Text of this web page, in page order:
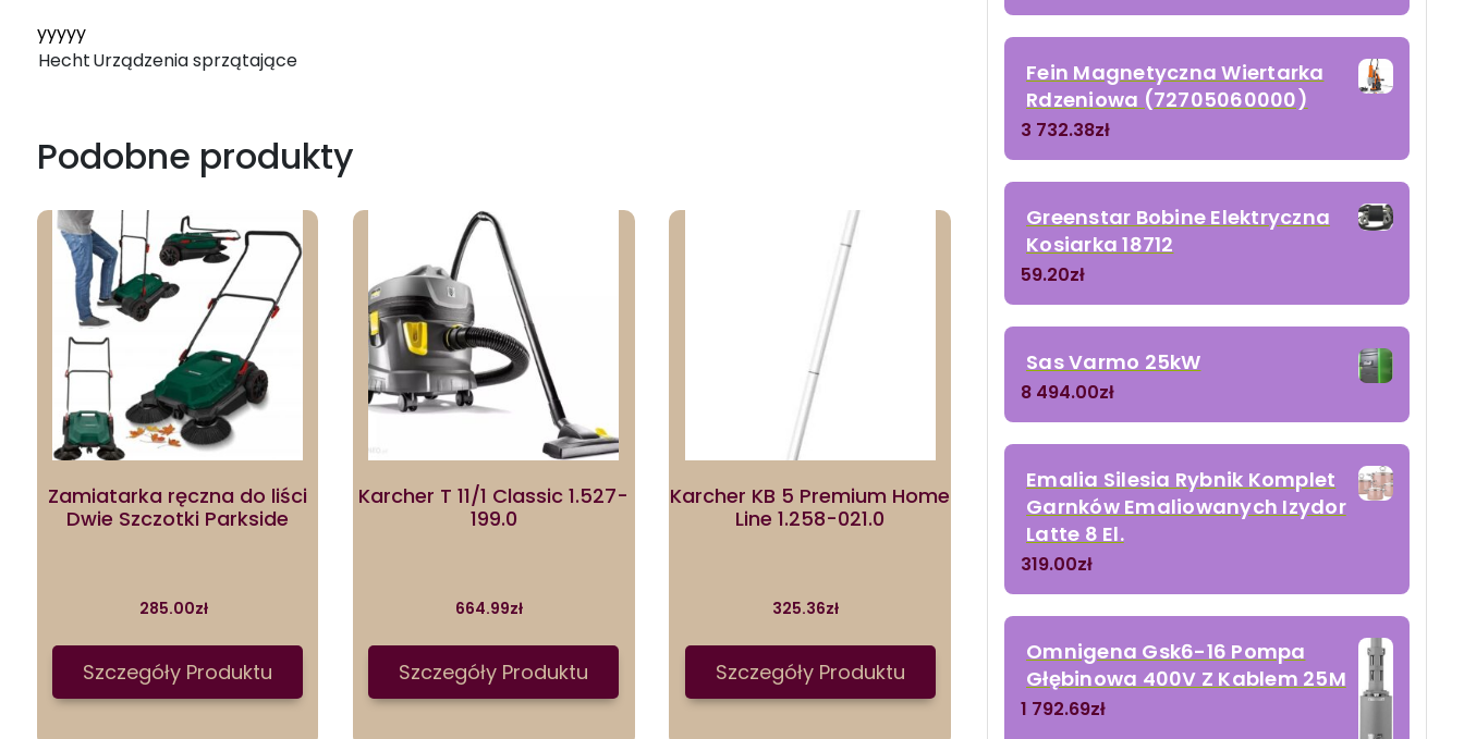
yyyyy
HechtUrządzenia sprzątające
Podobne produkty
Zamiatarka ręczna do liści
Dwie Szczotki Parkside
285.00zł
Szczegóły Produktu
Karcher T 11/1 Classic 1.527-
199.0
664.99zł
Szczegóły Produktu
Karcher KB 5 Premium Home
Line 1.258-021.0
325.36zł
Szczegóły Produktu
Fein Magnetyczna Wiertarka
Rdzeniowa (72705060000)
3 732.38zł
Greenstar Bobine Elektryczna
Kosiarka 18712
59.20zł
Sas Varmo 25kW
8 494.00zł
Emalia Silesia Rybnik Komplet
Garnków Emaliowanych Izydor
Latte 8 El.
319.00zł
Omnigena Gsk6-16 Pompa
Głębinowa 400V Z Kablem 25M
1 792.69zł